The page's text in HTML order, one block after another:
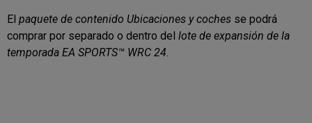
El paquete de contenido Ubicaciones y coches se podrá
comprar por separado o dentro del lote de expansión de la
temporada EA SPORTS™ WRC 24